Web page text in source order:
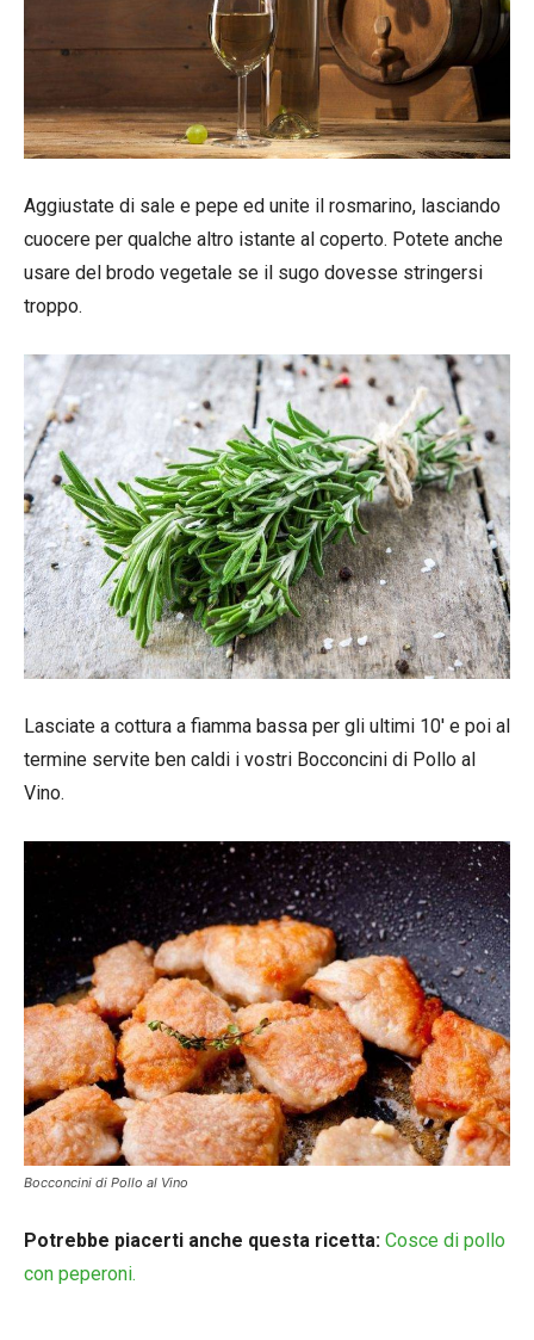
Aggiustate di sale e pepe ed unite il rosmarino, lasciando
cuocere per qualche altro istante al coperto. Potete anche
usare del brodo vegetale se il sugo dovesse stringersi
troppo.
Lasciate a cottura a fiamma bassa per gli ultimi 10′ e poi al
termine servite ben caldi i vostri Bocconcini di Pollo al
Vino.
Bocconcini di Pollo al Vino
Potrebbe piacerti anche questa ricetta: Cosce di pollo
con peperoni.